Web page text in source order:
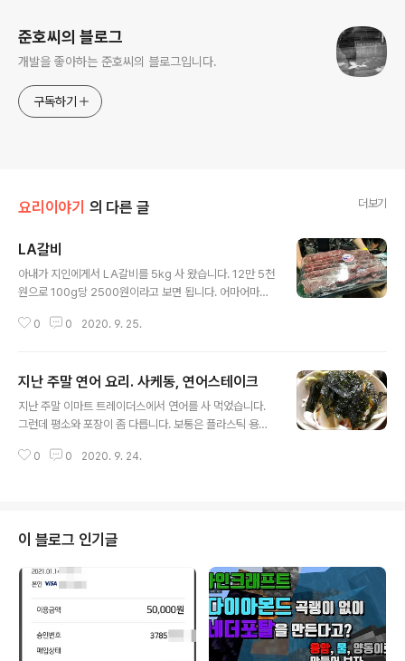
준호씨의 블로그
개발을 좋아하는 준호씨의 블로그입니다.
구독하기
요리이야기 의 다른 글 더보기
LA갈비
아내가 지인에게서 LA갈비를 5kg 사 왔습니다. 12만 5천
원으로 100g당 2500원이라고 보면 됩니다. 어마어마한
리는 이번에 처음 해 보았는데요. 백종원 레시피면 처음 해
만들어 주었습니다. 진간장 1kg, 황설탕은 레시피대로라면
400g인데 영상에서는 간장이랑 2:1 비율로 하라고 해서
그냥 500g 사용했습니다. 식당에서는 1:1 비율로 하라고
주었습니다. 잡꿀 말고 아카시아 꿀을 사용하라고 했는데
0 0 2020. 9. 25.
지난 주말 연어 요리. 사케동, 연어스테이크
지난 주말 이마트 트레이더스에서 연어를 사 먹었습니다.
그런데 평소와 포장이 좀 다릅니다. 보통은 플라스틱 용기
있는 경우가 있더군요. 연어 업체가 다른 걸까요? 음? 생고
니 코 끝이 찡한 그런 맛이 없다는 글들이 보입니다. 개인적
으로는 오히려 괜찮았던 거 같은데 사람마다 편차는 좀 있
을 거 같네요. 사케동 두 그릇에 꼬리 부분은 굵은소금이 묻
어 있는 상태로 구웠습니다. 아이들이 연어스테이크를 좋
아해서 종종 이렇게 구워주곤 합니다. 조금 남겨 두었다가
0 0 2020. 9. 24.
이 블로그 인기글